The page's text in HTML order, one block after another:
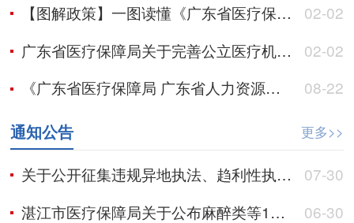
【图解政策】一图读懂《广东省医疗保障局关于完善公立医疗机构医疗服务价格管理机制的通知》
02-02
广东省医疗保障局关于完善公立医疗机构医疗服务价格管理机制的通知
02-02
《广东省医疗保障局 广东省人力资源和社会保障厅关于调整生育相关诊疗项目限定支付范围的通知》政策解读
08-22
通知公告 更多>>
关于公开征集违规异地执法、趋利性执法以及乱收费、乱罚款、乱检查、乱查封等突出问题线索的公告
07-30
湛江市医疗保障局关于公布麻醉类等11批医疗服务项目价格的通知
06-30